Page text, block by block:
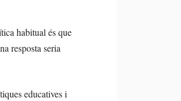
habitual és que
resposta seria
educatives i